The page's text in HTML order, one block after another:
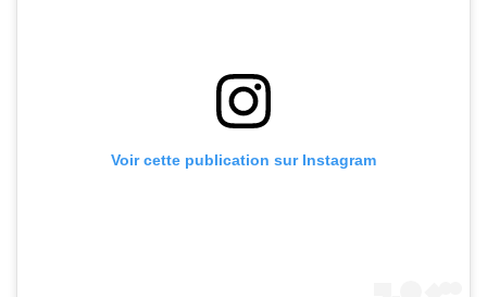
Voir cette publication sur Instagram